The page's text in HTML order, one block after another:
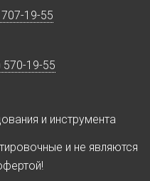
19-55
570-19-55
и инструмента
и не являются